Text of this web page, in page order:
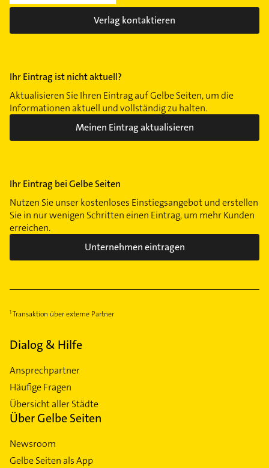
Verlag kontaktieren
Ihr Eintrag ist nicht aktuell?
Aktualisieren Sie Ihren Eintrag auf Gelbe Seiten, um die
Informationen aktuell und vollständig zu halten.
Meinen Eintrag aktualisieren
Ihr Eintrag bei Gelbe Seiten
Nutzen Sie unser kostenloses Einstiegsangebot und erstellen
Sie in nur wenigen Schritten einen Eintrag, um mehr Kunden
erreichen.
Unternehmen eintragen
Transaktion über externe Partner
Dialog & Hilfe
Ansprechpartner
Häufige Fragen
Übersicht aller Städte
Über Gelbe Seiten
Newsroom
Gelbe Seiten als App